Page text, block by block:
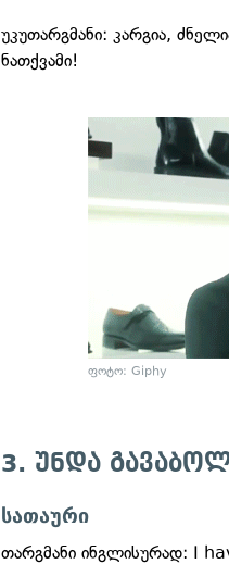
უკუთარგმანი: კარგია,
ნათქვამი!
ფოტო: Giphy
3. უნდა
სათაური
თარგმანი ინგლისურად: I